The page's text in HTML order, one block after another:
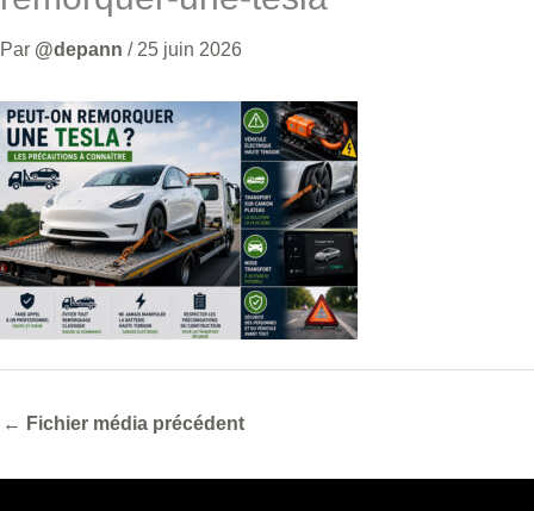
Par @depann / 25 juin 2026
← Fichier média précédent